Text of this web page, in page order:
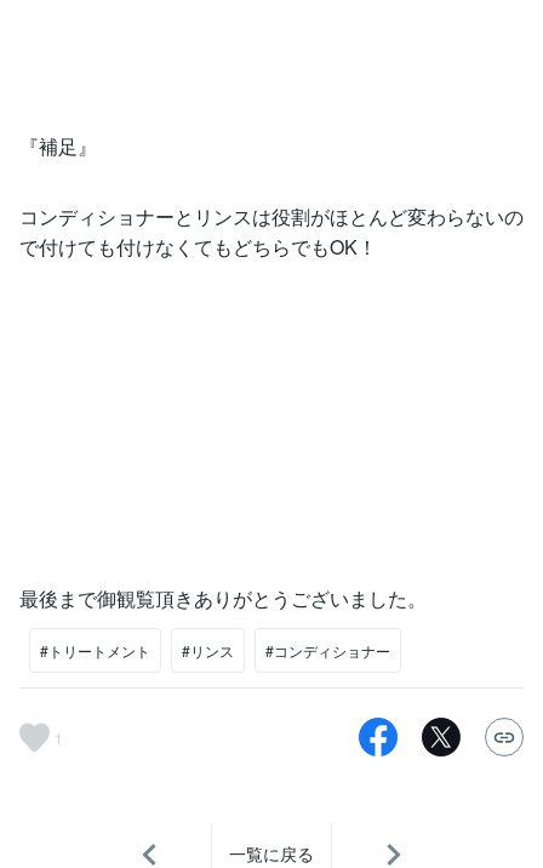
『補足』
コンディショナーとリンスは役割がほとんど変わらないの
で付けても付けなくてもどちらでもOK！
最後まで御観覧頂きありがとうございました。
#トリートメント #リンス #コンディショナー
1
一覧に戻る